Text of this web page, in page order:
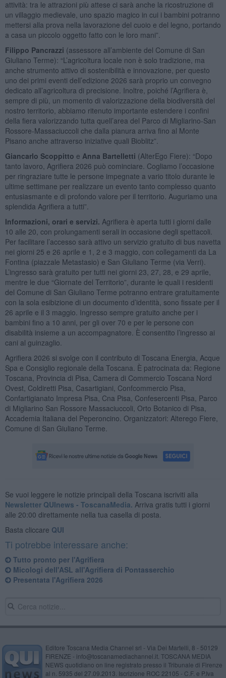
attività: tra le attrazioni più attese ci sarà anche la ricostruzione di
un villaggio medievale, uno spazio magico in cui i bambini potranno
mettersi alla prova nella lavorazione del cuoio e del legno, portando
a casa un piccolo oggetto fatto con le loro mani”.
Filippo Pancrazzi (assessore all’ambiente del Comune di San
Giuliano Terme): “L’agricoltura locale non è solo tradizione, ma
anche strumento attivo di sostenibilità e innovazione, per questo
uno dei primi eventi dell’edizione 2026 sarà proprio un convegno
dedicato all’agricoltura di precisione. Inoltre, poiché l’Agrifiera è,
sempre di più, un momento di valorizzazione della biodiversità del
nostro territorio, abbiamo ritenuto importante estendere i confini
della fiera valorizzando tutta quell’area del Parco di Migliarino-San
Rossore-Massaciuccoli che dalla pianura arriva fino al Monte
Pisano anche attraverso iniziative quali Bioblitz”.
Giancarlo Scoppitto e Anna Bartelletti (AlterEgo Fiere): “Dopo
tanto lavoro, Agrifiera 2026 può cominciare. Cogliamo l’occasione
per ringraziare tutte le persone impegnate a vario titolo durante le
ultime settimane per realizzare un evento tanto complesso quanto
entusiasmante e di profondo valore per il territorio. Auguriamo una
splendida Agrifiera a tutti”.
Informazioni, orari e servizi. Agrifiera è aperta tutti i giorni dalle
10 alle 20, con prolungamenti serali in occasione degli spettacoli.
Per facilitare l’accesso sarà attivo un servizio gratuito di bus navetta
nei giorni 25 e 26 aprile e 1, 2 e 3 maggio, con collegamenti da La
Fontina (piazzale Metastasio) e San Giuliano Terme (via Verri).
L’ingresso sarà gratuito per tutti nei giorni 23, 27, 28, e 29 aprile,
mentre le due “Giornate del Territorio”, durante le quali i residenti
del Comune di San Giuliano Terme potranno entrare gratuitamente
con la sola esibizione di un documento d’identità, sono fissate per il
26 aprile e il 3 maggio. Ingresso sempre gratuito anche per i
bambini fino a 10 anni, per gli over 70 e per le persone con
disabilità insieme a un accompagnatore. È consentito l’ingresso ai
cani al guinzaglio.
Agrifiera 2026 si svolge con il contributo di Toscana Energia, Acque
Spa e Consiglio regionale della Toscana. È patrocinata da: Regione
Toscana, Provincia di Pisa, Camera di Commercio Toscana Nord
Ovest, Coldiretti Pisa, Casartigiani, Confcommercio Pisa,
Confartigianato Impresa Pisa, Cna Pisa, Confesercenti Pisa, Parco
di Migliarino San Rossore Massaciuccoli, Orto Botanico di Pisa,
Accademia Italiana del Peperoncino. Organizzatori: Alterego Fiere,
Comune di San Giuliano Terme.
Se vuoi leggere le notizie principali della Toscana iscriviti alla
Newsletter QUInews - ToscanaMedia. Arriva gratis tutti i giorni
alle 20:00 direttamente nella tua casella di posta.
Basta cliccare QUI
Ti potrebbe interessare anche:
Tutto pronto per l'Agrifiera
Micologi dell'ASL all'Agrifiera di Pontasserchio
Presentata l'Agrifiera 2026
Editore Toscana Media Channel srl - Via Dei Martelli, 8 - 50129
FIRENZE - info@toscanamediachannel.it. TOSCANA MEDIA
NEWS quotidiano on line registrato presso il Tribunale di Firenze
al n. 5935 del 27.09.2013. Iscrizione ROC 22105 - C.F. e P.Iva